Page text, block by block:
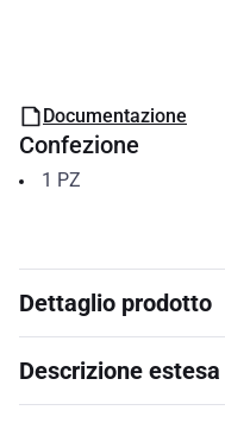
Documentazione
Confezione
1 PZ
Dettaglio prodotto
Descrizione estesa